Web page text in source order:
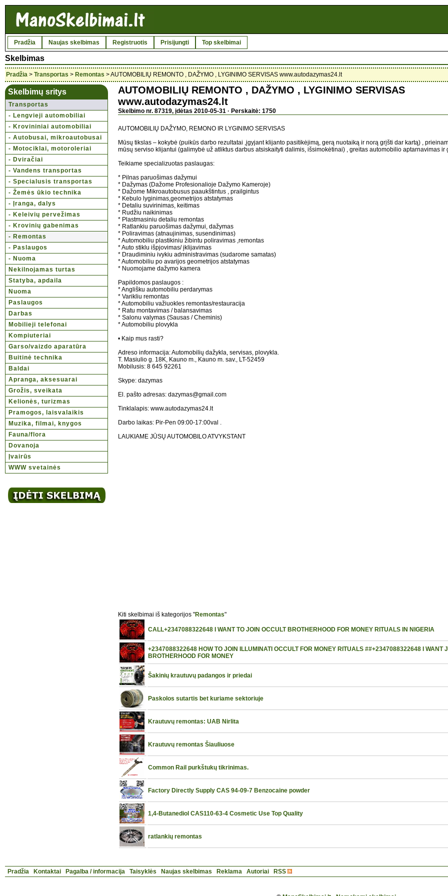
Pradžia Naujas skelbimas Registruotis Prisijungti Top skelbimai
Skelbimas
Pradžia > Transportas > Remontas > AUTOMOBILIŲ REMONTO , DAŽYMO , LYGINIMO SERVISAS www.autodazymas24.lt
Skelbimų sritys
Transportas
- Lengvieji automobiliai
- Krovininiai automobiliai
- Autobusai, mikroautobusai
- Motociklai, motoroleriai
- Dviračiai
- Vandens transportas
- Specialusis transportas
- Žemės ūkio technika
- Įranga, dalys
- Keleivių pervežimas
- Krovinių gabenimas
- Remontas
- Paslaugos
- Nuoma
Nekilnojamas turtas
Statyba, apdaila
Nuoma
Paslaugos
Darbas
Mobilieji telefonai
Kompiuteriai
Garso/vaizdo aparatūra
Buitinė technika
Baldai
Apranga, aksesuarai
Grožis, sveikata
Kelionės, turizmas
Pramogos, laisvalaikis
Muzika, filmai, knygos
Fauna/flora
Dovanoja
Įvairūs
WWW svetainės
AUTOMOBILIŲ REMONTO , DAŽYMO , LYGINIMO SERVISAS
www.autodazymas24.lt
Skelbimo nr. 87319, įdėtas 2010-05-31 · Perskaitė: 1750
AUTOMOBILIŲ DAŽYMO, REMONO IR LYGINIMO SERVISAS
Mūsų tikslas – kokybė (puikūs darbo rezultatai ,įgyjant klijanto pasitikėjimą, gerą nuotaiką ir norą grįšti dar kartą) ,
mūsų serviso klijantui (galimybė už atliktus darbus atsiskaityti dalimis, išsimokėtinai) , greitas automobilio aptarnavimas ir
Teikiame specializuotas paslaugas:
* Pilnas paruošimas dažymui
* Dažymas (Dažome Profesionalioje Dažymo Kameroje)
* Dažome Mikroautobusus paaukštintus , prailgintus
* Kebulo lyginimas,geometrijos atstatymas
* Detaliu suvirinimas, keitimas
* Rudžiu naikinimas
* Plastmasiniu detaliu remontas
* Ratlankiu paruošimas dažymui, dažymas
* Poliravimas (atnaujinimas, susendinimas)
* Automobiliu plastikiniu žibintu poliravimas ,remontas
* Auto stiklu išpjovimas/ įklijavimas
* Draudiminiu ivykiu administravimas (sudarome samatas)
* Automobiliu po avarijos geometrijos atstatymas
* Nuomojame dažymo kamera
Papildomos paslaugos :
* Anglišku automobiliu perdarymas
* Varikliu remontas
* Automobiliu važiuokles remontas/restauracija
* Ratu montavimas / balansavimas
* Salonu valymas (Sausas / Cheminis)
* Automobiliu plovykla
• Kaip mus rasti?
Adreso informacija: Automobilių dažykla, servisas, plovykla.
T. Masiulio g. 18K, Kauno m., Kauno m. sav., LT-52459
Mobilusis: 8 645 92261
Skype: dazymas
El. pašto adresas: dazymas@gmail.com
Tinklalapis: www.autodazymas24.lt
Darbo laikas: Pir-Pen 09:00-17:00val .
LAUKIAME JŪSŲ AUTOMOBILO ATVYKSTANT
Kiti skelbimai iš kategorijos "Remontas"
CALL+2347088322648 I WANT TO JOIN OCCULT BROTHERHOOD FOR MONEY RITUALS IN NIGERIA
+2347088322648 HOW TO JOIN ILLUMINATI OCCULT FOR MONEY RITUALS ##+2347088322648 I WANT
BROTHERHOOD FOR MONEY
Šakinių krautuvų padangos ir priedai
Paskolos sutartis bet kuriame sektoriuje
Krautuvų remontas: UAB Nirlita
Krautuvų remontas Šiauliuose
Common Rail purkštukų tikrinimas.
Factory Directly Supply CAS 94-09-7 Benzocaine powder
1,4-Butanediol CAS110-63-4 Cosmetic Use Top Quality
ratlankių remontas
Pradžia Kontaktai Pagalba / informacija Taisyklės Naujas skelbimas Reklama Autoriai RSS